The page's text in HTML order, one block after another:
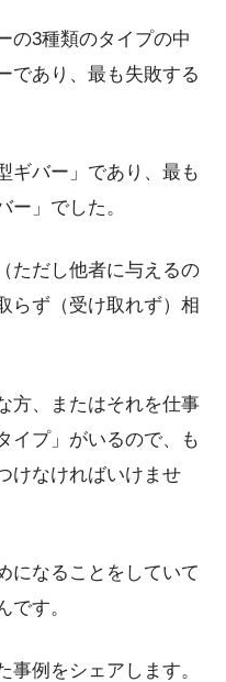
の3種類のタイプの中
であり、最も失敗する
ギバー」であり、最も
ー」でした。
ただし他者に与えるの
らず（受け取れず）相
方、またはそれを仕事
イプ」がいるので、も
けなければいけませ
になることをしていて
です。
例をシェアします。